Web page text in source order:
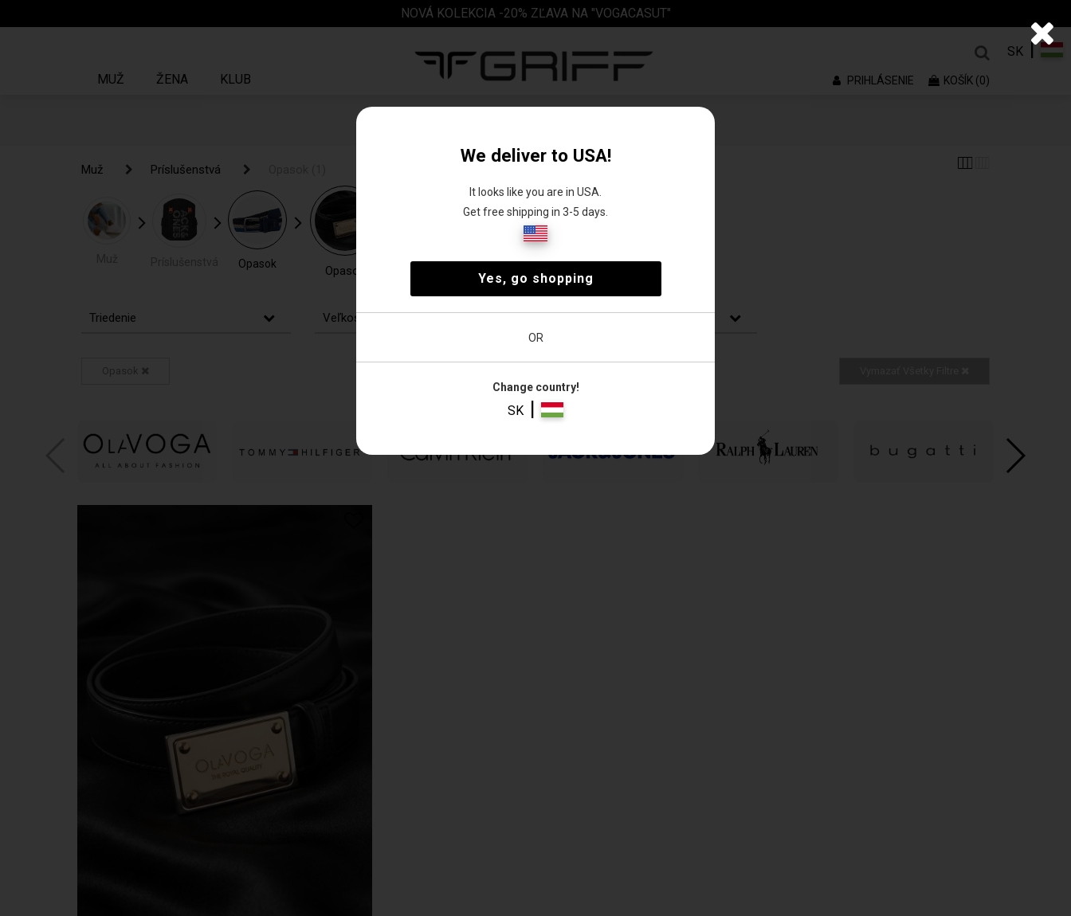
NOVÁ KOLEKCIA -20% ZĽAVA NA "VOGACASUT"
SK |
MUŽ ŽENA KLUB PRIHLÁSENIE KOŠÍK (0)
Muž Príslušenstvá
Muž Príslušenstvá
Opasok Opasok
Triedenie Veľkosť Cena
Opasok
We deliver to USA!
It looks like you are in USA.
Get free shipping in 3-5 days.
Yes, go shopping
OR
Change country!
SK